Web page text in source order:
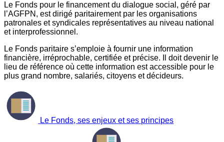
Le Fonds pour le financement du dialogue social, géré par
l’AGFPN, est dirigé paritairement par les organisations
patronales et syndicales représentatives au niveau national
et interprofessionnel.
Le Fonds paritaire s’emploie à fournir une information
financière, irréprochable, certifiée et précise. Il doit devenir le
lieu de référence où cette information est accessible pour le
plus grand nombre, salariés, citoyens et décideurs.
Le Fonds, ses enjeux et ses principes